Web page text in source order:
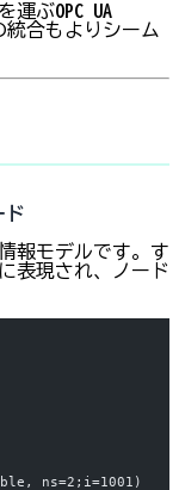
運ぶOPC UA
合もよりシーム
ド
報モデルです。す
表現され、ノード
ns=2;i=1001)